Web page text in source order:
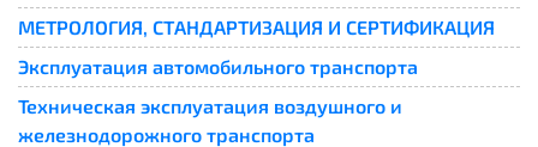
МЕТРОЛОГИЯ, СТАНДАРТИЗАЦИЯ И СЕРТИФИКАЦИЯ
Эксплуатация автомобильного транспорта
Техническая эксплуатация воздушного и
железнодорожного транспорта